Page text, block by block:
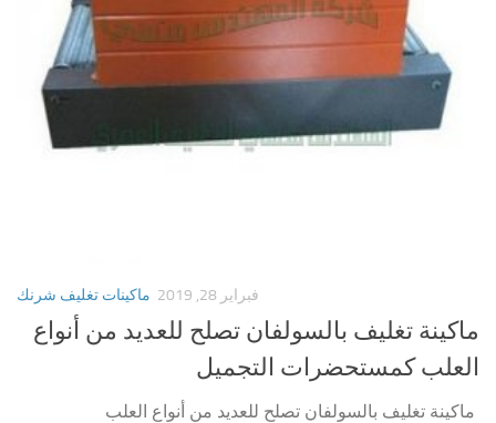
ماكينات تغليف شرنك فبراير 28, 2019
ماكينة تغليف بالسولفان تصلح للعديد من أنواع
العلب كمستحضرات التجميل
ماكينة تغليف بالسولفان تصلح للعديد من أنواع العلب